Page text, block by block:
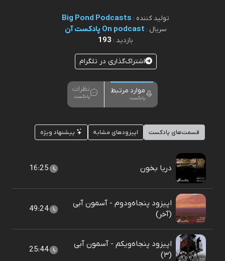
تولید کننده : Big Pond Podcasts
سریال : On podcast پادکست آن
بازدید : 193
اشتراک‌گذاری در تلگرام
موارد مرتبط
پادکست
نظرات
پادکست
قسمت‌های پادکست اپیزودهای مشابه پیشنهاد ویژه
دریا بخون 16:25
اپیزود پنجاه‌و‌دوم - آسمون آبی
(آخر)
49:24
اپیزود پنجاه‌و‌یکم - آسمون آبی
(۳)
25:44